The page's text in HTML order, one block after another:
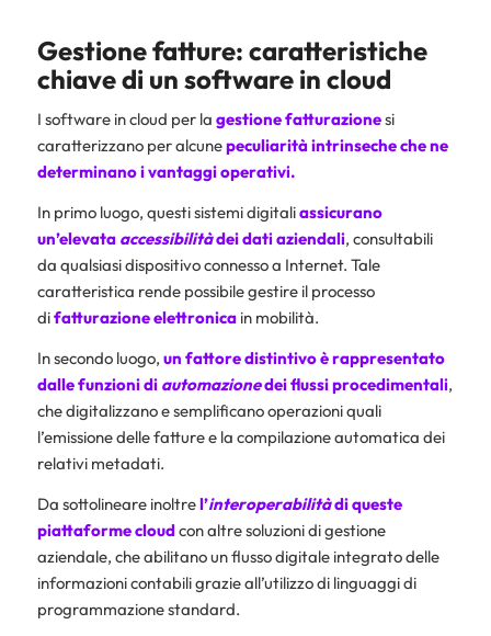
Gestione fatture: caratteristiche
chiave di un software in cloud
I software in cloud per la gestione fatturazionesi
caratterizzano per alcunepeculiarità intrinseche che ne
determinano i vantaggi operativi.
In primo luogo, questi sistemi digitaliassicurano
un’elevata accessibilitàdei dati aziendali, consultabili
da qualsiasi dispositivo connesso a Internet. Tale
caratteristica rende possibile gestire il processo
difatturazione elettronicain mobilità.
In secondo luogo, un fattore distintivo è rappresentato
dalle funzioni di automazionedei flussi procedimentali,
che digitalizzano e semplificano operazioni quali
l’emissione delle fatture e la compilazione automatica dei
relativi metadati.
Da sottolineare inoltrel’interoperabilitàdi queste
piattaforme cloudcon altre soluzioni di gestione
aziendale, che abilitano un flusso digitale integrato delle
informazioni contabili grazie all’utilizzo di linguaggi di
programmazione standard.